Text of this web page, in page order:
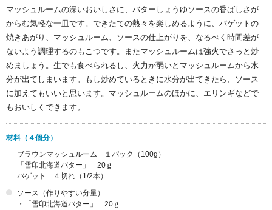
マッシュルームの深いおいしさに、バターしょうゆソースの香ばしさが
からむ気軽な一皿です。できたての熱々を楽しめるように、バゲットの
焼きあがり、マッシュルーム、ソースの仕上がりを、なるべく時間差が
ないよう調理するのもこつです。またマッシュルームは強火でさっと炒
めましょう。生でも食べられるし、火力が弱いとマッシュルームから水
分が出てしまいます。もし炒めているときに水分が出てきたら、ソース
に加えてもいいと思います。マッシュルームのほかに、エリンギなどで
もおいしくできます。
材料（４個分）
ブラウンマッシュルーム １パック（100g）
「雪印北海道バター」 20ｇ
バゲット ４切れ（1/2本）
ソース（作りやすい分量）
・「雪印北海道バター」 20ｇ